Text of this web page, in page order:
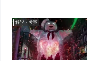
解説・考察